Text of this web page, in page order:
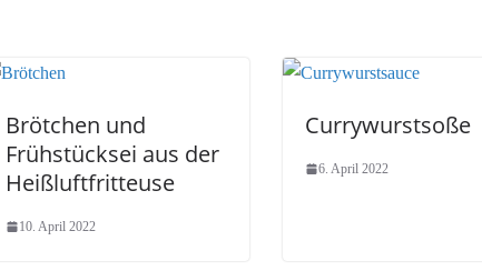
Brötchen und
Frühstücksei aus der
Heißluftfritteuse
10. April 2022
Currywurstsoße
6. April 2022